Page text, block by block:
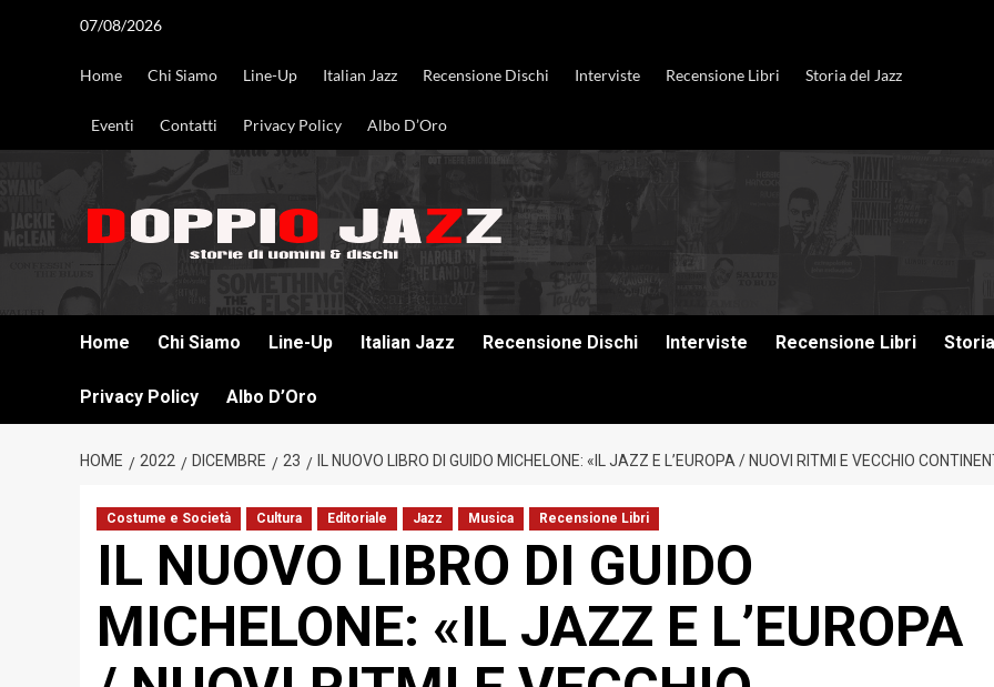
07/08/2026
Home Chi Siamo Line-Up Italian Jazz Recensione Dischi Interviste Recensione Libri Storia del Jazz
Eventi Contatti Privacy Policy Albo D’Oro
Home Chi Siamo Line-Up Italian Jazz Recensione Dischi Interviste Recensione Libri
Privacy Policy Albo D’Oro
HOME 2022 DICEMBRE 23 IL NUOVO LIBRO DI GUIDO MICHELONE: «IL JAZZ E L’EUROPA / NUOVI RITMI E VECCHIO
Costume e Società Cultura Editoriale Jazz Musica Recensione Libri
IL NUOVO LIBRO DI GUIDO
MICHELONE: «IL JAZZ E L’EUROPA